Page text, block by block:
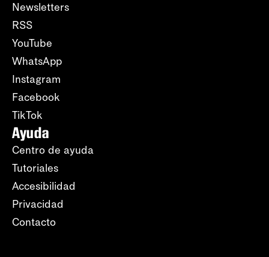
Newsletters
RSS
YouTube
WhatsApp
Instagram
Facebook
TikTok
Ayuda
Centro de ayuda
Tutoriales
Accesibilidad
Privacidad
Contacto